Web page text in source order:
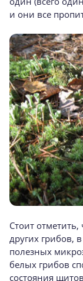
и они все
Стоит
других грибов,
полезных
белых грибов
состояния